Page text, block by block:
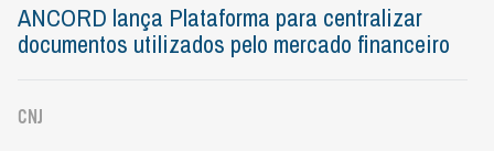
ANCORD lança Plataforma para centralizar
documentos utilizados pelo mercado financeiro
CNJ